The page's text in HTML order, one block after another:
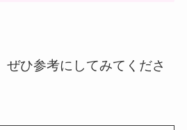
ぜひ参考にしてみてくださ